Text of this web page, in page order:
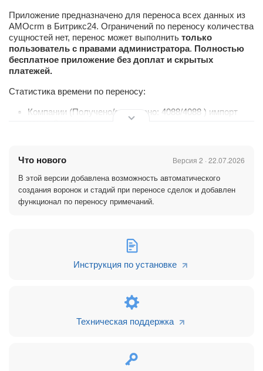
Приложение предназначено для переноса всех данных из
AMOcrm в Битрикс24. Ограничений по переносу количества
сущностей нет, перенос может выполнить только
пользователь с правами администратора. Полностью
бесплатное приложение без доплат и скрытых
платежей.
Статистика времени по переносу:
Компании (Получено/сохранено: 4088/4088 ) импорт
Сделки (Получено/сохранено: 8764/8764 ) импорт
занял 1 час, 5 минут;
Задачи (Получено/сохранено: 76568/76568) импорт
Примечания (Получено/сохранено: 8399/8399) импорт
Если вам нужна помощь в переносе данных, вы можете
https://importizamo.bitrix24site.ru/
Стандартный, Профессиональный, Энтерпрайз
Что нового Версия 2 · 22.07.2026
В этой версии добавлена возможность автоматического
создания воронок и стадий при переносе сделок и добавлен
функционал по переносу примечаний.
Инструкция по установке
Техническая поддержка